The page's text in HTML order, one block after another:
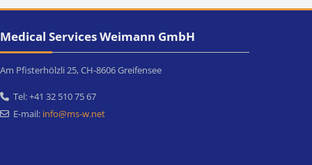
Blöcke
Medical Services Weimann GmbH
Am Pfisterhölzli 25, CH-8606 Greifensee
Tel: +41 32 510 75 67
E-mail: info@ms-w.net